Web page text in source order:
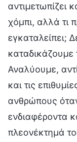
αντιμετωπίζει
χόμπι, αλλά τι
εγκαταλείπει;
καταδικάζουμε
Αναλύουμε,
και τις
ανθρώπους
ενδιαφέροντα
πλεονέκτημά